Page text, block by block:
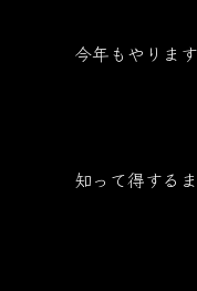
今年もやります
知って得する